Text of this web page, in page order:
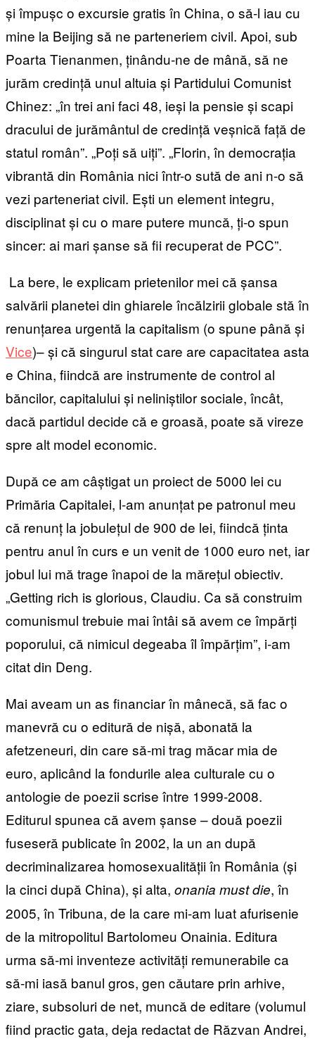
și împușc o excursie gratis în China, o să-l iau cu
mine la Beijing să ne parteneriem civil. Apoi, sub
Poarta Tienanmen, ținându-ne de mână, să ne
jurăm credință unul altuia și Partidului Comunist
Chinez: „în trei ani faci 48, ieși la pensie și scapi
dracului de jurământul de credință veșnică față de
statul român”. „Poți să uiți”. „Florin, în democrația
vibrantă din România nici într-o sută de ani n-o să
vezi parteneriat civil. Ești un element integru,
disciplinat și cu o mare putere muncă, ți-o spun
sincer: ai mari șanse să fii recuperat de PCC”.
La bere, le explicam prietenilor mei că șansa
salvării planetei din ghiarele încălzirii globale stă în
renunțarea urgentă la capitalism (o spune până și
Vice)– și că singurul stat care are capacitatea asta
e China, fiindcă are instrumente de control al
băncilor, capitalului și neliniștilor sociale, încât,
dacă partidul decide că e groasă, poate să vireze
spre alt model economic.
După ce am câștigat un proiect de 5000 lei cu
Primăria Capitalei, l-am anunțat pe patronul meu
că renunț la jobulețul de 900 de lei, fiindcă ținta
pentru anul în curs e un venit de 1000 euro net, iar
jobul lui mă trage înapoi de la mărețul obiectiv.
„Getting rich is glorious, Claudiu. Ca să construim
comunismul trebuie mai întâi să avem ce împărți
poporului, că nimicul degeaba îl împărțim”, i-am
citat din Deng.
Mai aveam un as financiar în mânecă, să fac o
manevră cu o editură de nișă, abonată la
afetzeneuri, din care să-mi trag măcar mia de
euro, aplicând la fondurile alea culturale cu o
antologie de poezii scrise între 1999-2008.
Editurul spunea că avem șanse – două poezii
fuseseră publicate în 2002, la un an după
decriminalizarea homosexualității în România (și
la cinci după China), și alta, onania must die, în
2005, în Tribuna, de la care mi-am luat afurisenie
de la mitropolitul Bartolomeu Onainia. Editura
urma să-mi inventeze activități remunerabile ca
să-mi iasă banul gros, gen căutare prin arhive,
ziare, subsoluri de net, muncă de editare (volumul
fiind practic gata, deja redactat de Răzvan Andrei,